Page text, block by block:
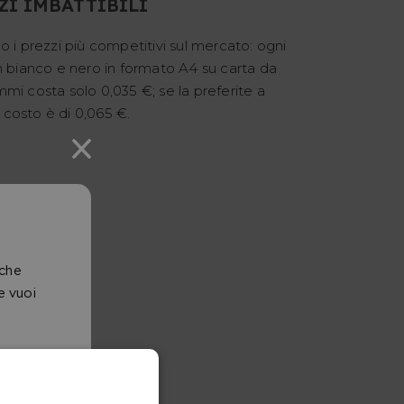
vuoi
IMBATTIBILI
i prezzi più competitivi sul mercato: ogni
bianco e nero in formato A4 su carta da
costa solo 0,035 €; se la preferite a
costo è di 0,065 €.